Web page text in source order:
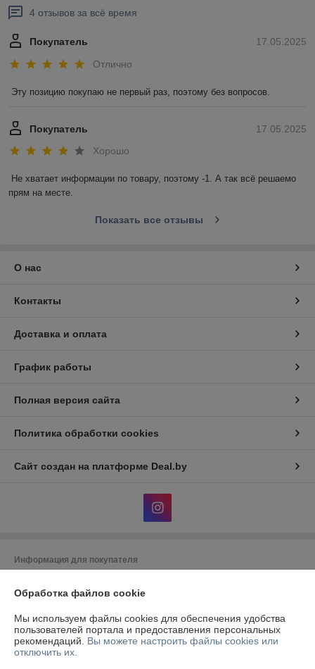
4 отзывов за всё время
17.05.2025
Покупатель
Отлично
Эту позицию покупаю не первый раз, поэтому без вопросов.
17.05.2025
Покупатель
Хорошо
Не хватает информации по товару, поэтому -1. А так всё решаемо
прям на месте.
Показать все отзывы
О нас
Контакты
Доставка и оплата
График работы
Полная версия сайта
Политика обработки cookies
Сайт создан на платформе Deal.by
Информация для покупателя
Республика Беларусь, 220073, г. Минск, ул. Ольшевского, 10, каб.322
Регистрационный номер ЕГР: 192024846
УНП: 192024846
Обработка файлов cookie
Мы используем файлы cookies для обеспечения удобства
пользователей портала и предоставления персональных
рекомендаций. Вы можете настроить файлы cookies или
отключить их.